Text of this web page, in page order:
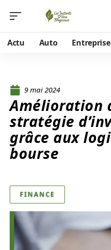
Actu Auto Entreprise
9 mai 2024
Amélioration
stratégie
grâce aux
bourse
FINANCE